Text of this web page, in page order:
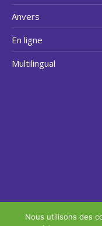
Anvers
En ligne
Multilingual
Nous utilisons des